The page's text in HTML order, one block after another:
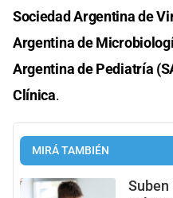
Sociedad Argentina de
Argentina de
Argentina de Pediatría
Clínica.
MIRÁ TAMBIÉN
Suben